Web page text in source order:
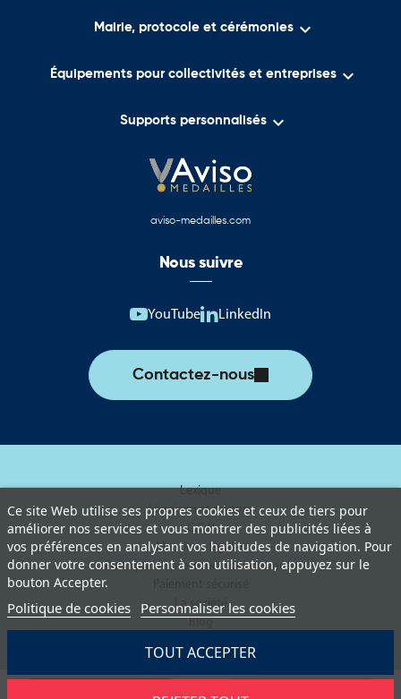
Mairie, protocole et cérémonies 
Équipements pour collectivités et entreprises 
Supports personnalisés 
Ce site Web utilise ses propres cookies et ceux de tiers pour
améliorer nos services et vous montrer des publicités liées à
vos préférences en analysant vos habitudes de navigation. Pour
donner votre consentement à son utilisation, appuyez sur le
bouton Accepter.
Politique de cookies Personnaliser les cookies
TOUT ACCEPTER
aviso-medailles.com
Nous suivre
YouTube LinkedIn
Contactez-nous
Lexique
Livraison et retours
C.G.V
Mentions légales
Politique de protection des données
La société
Blog